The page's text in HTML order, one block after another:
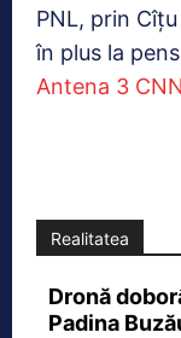
PNL, prin
în plus la
Antena 3
Realitatea
Dronă
Padina